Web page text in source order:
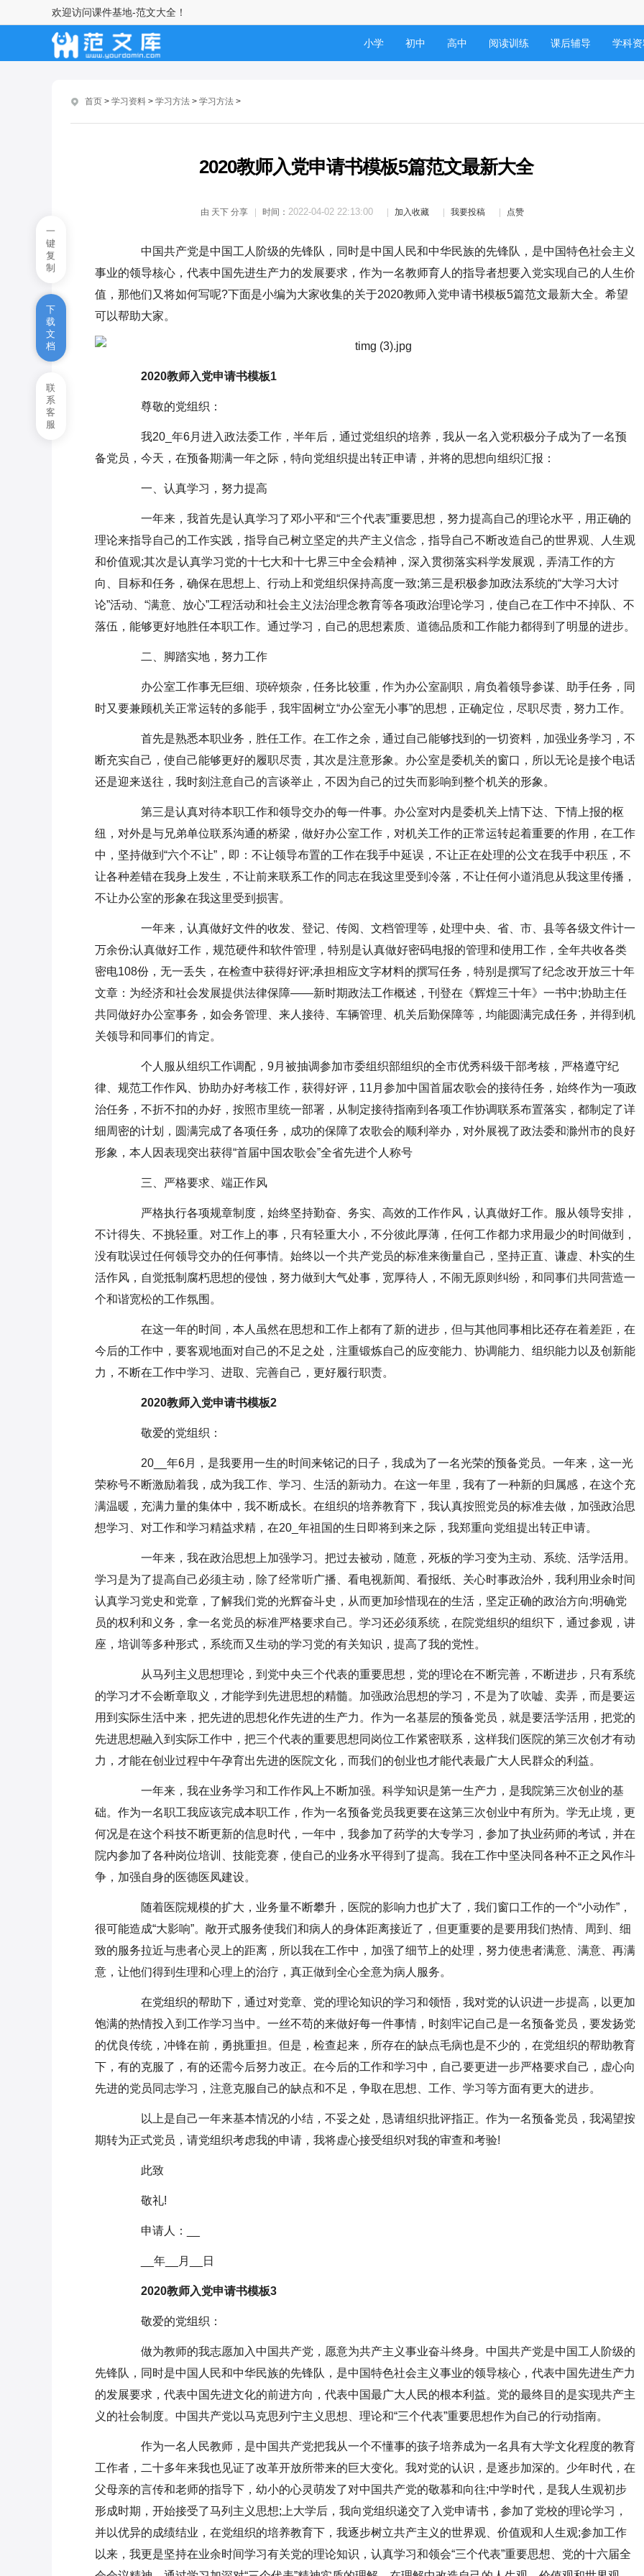
欢迎访问课件基地-范文大全！
小学 初中 高中 阅读训练 课后辅导 学科
首页 > 学习资料 > 学习方法 > 学习方法 >
2020教师入党申请书模板5篇范文最新大全
由 天下 分享 时间： 2022-04-02 22:13:00 加入收藏 我要投稿 点赞
中国共产党是中国工人阶级的先锋队，同时是中国人民和中华民族的先锋队，是中国特色社会主义
事业的领导核心，代表中国先进生产力的发展要求，作为一名教师育人的指导者想要入党实现自己的人生价
值，那他们又将如何写呢?下面是小编为大家收集的关于2020教师入党申请书模板5篇范文最新大全。希望
可以帮助大家。
2020教师入党申请书模板1
尊敬的党组织：
我20_年6月进入政法委工作，半年后，通过党组织的培养，我从一名入党积极分子成为了一名预
备党员，今天，在预备期满一年之际，特向党组织提出转正申请，并将的思想向组织汇报：
一、认真学习，努力提高
一年来，我首先是认真学习了邓小平和“三个代表”重要思想，努力提高自己的理论水平，用正确的
理论来指导自己的工作实践，指导自己树立坚定的共产主义信念，指导自己不断改造自己的世界观、人生观
和价值观;其次是认真学习党的十七大和十七界三中全会精神，深入贯彻落实科学发展观，弄清工作的方
向、目标和任务，确保在思想上、行动上和党组织保持高度一致;第三是积极参加政法系统的“大学习大讨
论”活动、“满意、放心”工程活动和社会主义法治理念教育等各项政治理论学习，使自己在工作中不掉队、不
落伍，能够更好地胜任本职工作。通过学习，自己的思想素质、道德品质和工作能力都得到了明显的进步。
二、脚踏实地，努力工作
办公室工作事无巨细、琐碎烦杂，任务比较重，作为办公室副职，肩负着领导参谋、助手任务，同
时又要兼顾机关正常运转的多能手，我牢固树立“办公室无小事”的思想，正确定位，尽职尽责，努力工作。
首先是熟悉本职业务，胜任工作。在工作之余，通过自己能够找到的一切资料，加强业务学习，不
断充实自己，使自己能够更好的履职尽责，其次是注意形象。办公室是委机关的窗口，所以无论是接个电话
还是迎来送往，我时刻注意自己的言谈举止，不因为自己的过失而影响到整个机关的形象。
第三是认真对待本职工作和领导交办的每一件事。办公室对内是委机关上情下达、下情上报的枢
纽，对外是与兄弟单位联系沟通的桥梁，做好办公室工作，对机关工作的正常运转起着重要的作用，在工作
中，坚持做到“六个不让”，即：不让领导布置的工作在我手中延误，不让正在处理的公文在我手中积压，不
让各种差错在我身上发生，不让前来联系工作的同志在我这里受到冷落，不让任何小道消息从我这里传播，
不让办公室的形象在我这里受到损害。
一年来，认真做好文件的收发、登记、传阅、文档管理等，处理中央、省、市、县等各级文件计一
万余份;认真做好工作，规范硬件和软件管理，特别是认真做好密码电报的管理和使用工作，全年共收各类
密电108份，无一丢失，在检查中获得好评;承担相应文字材料的撰写任务，特别是撰写了纪念改开放三十年
文章：为经济和社会发展提供法律保障——新时期政法工作概述，刊登在《辉煌三十年》一书中;协助主任
共同做好办公室事务，如会务管理、来人接待、车辆管理、机关后勤保障等，均能圆满完成任务，并得到机
关领导和同事们的肯定。
个人服从组织工作调配，9月被抽调参加市委组织部组织的全市优秀科级干部考核，严格遵守纪
律、规范工作作风、协助办好考核工作，获得好评，11月参加中国首届农歌会的接待任务，始终作为一项政
治任务，不折不扣的办好，按照市里统一部署，从制定接待指南到各项工作协调联系布置落实，都制定了详
细周密的计划，圆满完成了各项任务，成功的保障了农歌会的顺利举办，对外展视了政法委和滁州市的良好
形象，本人因表现突出获得“首届中国农歌会”全省先进个人称号
三、严格要求、端正作风
严格执行各项规章制度，始终坚持勤奋、务实、高效的工作作风，认真做好工作。服从领导安排，
不计得失、不挑轻重。对工作上的事，只有轻重大小，不分彼此厚薄，任何工作都力求用最少的时间做到，
没有耽误过任何领导交办的任何事情。始终以一个共产党员的标准来衡量自己，坚持正直、谦虚、朴实的生
活作风，自觉抵制腐朽思想的侵蚀，努力做到大气处事，宽厚待人，不闹无原则纠纷，和同事们共同营造一
个和谐宽松的工作氛围。
在这一年的时间，本人虽然在思想和工作上都有了新的进步，但与其他同事相比还存在着差距，在
今后的工作中，要客观地面对自己的不足之处，注重锻炼自己的应变能力、协调能力、组织能力以及创新能
力，不断在工作中学习、进取、完善自己，更好履行职责。
2020教师入党申请书模板2
敬爱的党组织：
20__年6月，是我要用一生的时间来铭记的日子，我成为了一名光荣的预备党员。一年来，这一光
荣称号不断激励着我，成为我工作、学习、生活的新动力。在这一年里，我有了一种新的归属感，在这个充
满温暖，充满力量的集体中，我不断成长。在组织的培养教育下，我认真按照党员的标准去做，加强政治思
想学习、对工作和学习精益求精，在20_年祖国的生日即将到来之际，我郑重向党组提出转正申请。
一年来，我在政治思想上加强学习。把过去被动，随意，死板的学习变为主动、系统、活学活用。
学习是为了提高自己必须主动，除了经常听广播、看电视新闻、看报纸、关心时事政治外，我利用业余时间
认真学习党史和党章，了解我们党的光辉奋斗史，从而更加珍惜现在的生活，坚定正确的政治方向;明确党
员的权利和义务，拿一名党员的标准严格要求自己。学习还必须系统，在院党组织的组织下，通过参观，讲
座，培训等多种形式，系统而又生动的学习党的有关知识，提高了我的党性。
从马列主义思想理论，到党中央三个代表的重要思想，党的理论在不断完善，不断进步，只有系统
的学习才不会断章取义，才能学到先进思想的精髓。加强政治思想的学习，不是为了吹嘘、卖弄，而是要运
用到实际生活中来，把先进的思想化作先进的生产力。作为一名基层的预备党员，就是要活学活用，把党的
先进思想融入到实际工作中，把三个代表的重要思想同岗位工作紧密联系，这样我们医院的第三次创才有动
力，才能在创业过程中午孕育出先进的医院文化，而我们的创业也才能代表最广大人民群众的利益。
一年来，我在业务学习和工作作风上不断加强。科学知识是第一生产力，是我院第三次创业的基
础。作为一名职工我应该完成本职工作，作为一名预备党员我更要在这第三次创业中有所为。学无止境，更
何况是在这个科技不断更新的信息时代，一年中，我参加了药学的大专学习，参加了执业药师的考试，并在
院内参加了各种岗位培训、技能竞赛，使自己的业务水平得到了提高。我在工作中坚决同各种不正之风作斗
争，加强自身的医德医凤建设。
随着医院规模的扩大，业务量不断攀升，医院的影响力也扩大了，我们窗口工作的一个“小动作”，
很可能造成“大影响”。敞开式服务使我们和病人的身体距离接近了，但更重要的是要用我们热情、周到、细
致的服务拉近与患者心灵上的距离，所以我在工作中，加强了细节上的处理，努力使患者满意、满意、再满
意，让他们得到生理和心理上的治疗，真正做到全心全意为病人服务。
在党组织的帮助下，通过对党章、党的理论知识的学习和领悟，我对党的认识进一步提高，以更加
饱满的热情投入到工作学习当中。一丝不苟的来做好每一件事情，时刻牢记自己是一名预备党员，要发扬党
的优良传统，冲锋在前，勇挑重担。但是，检查起来，所存在的缺点毛病也是不少的，在党组织的帮助教育
下，有的克服了，有的还需今后努力改正。在今后的工作和学习中，自己要更进一步严格要求自己，虚心向
先进的党员同志学习，注意克服自己的缺点和不足，争取在思想、工作、学习等方面有更大的进步。
以上是自己一年来基本情况的小结，不妥之处，恳请组织批评指正。作为一名预备党员，我渴望按
期转为正式党员，请党组织考虑我的申请，我将虚心接受组织对我的审查和考验!
此致
敬礼!
申请人：__
__年__月__日
2020教师入党申请书模板3
敬爱的党组织：
做为教师的我志愿加入中国共产党，愿意为共产主义事业奋斗终身。中国共产党是中国工人阶级的
先锋队，同时是中国人民和中华民族的先锋队，是中国特色社会主义事业的领导核心，代表中国先进生产力
的发展要求，代表中国先进文化的前进方向，代表中国最广大人民的根本利益。党的最终目的是实现共产主
义的社会制度。中国共产党以马克思列宁主义思想、理论和“三个代表”重要思想作为自己的行动指南。
作为一名人民教师，是中国共产党把我从一个不懂事的孩子培养成为一名具有大学文化程度的教育
工作者，二十多年来我也见证了改革开放所带来的巨大变化。我对党的认识，是逐步加深的。少年时代，在
父母亲的言传和老师的指导下，幼小的心灵萌发了对中国共产党的敬慕和向往;中学时代，是我人生观初步
形成时期，开始接受了马列主义思想;上大学后，我向党组织递交了入党申请书，参加了党校的理论学习，
并以优异的成绩结业，在党组织的培养教育下，我逐步树立共产主义的世界观、价值观和人生观;参加工作
以来，我更是坚持在业余时间学习有关党的理论知识，认真学习和领会“三个代表”重要思想、党的十六届全
视听学习法（35种高效学习方法
34）
逆转学习法
高一历史必修二知识点总结与归
自督学习法（35种高效学习方法
关于粽子的做法最新_各地粽子
七夕流行吃什么食物
小学语文学习方法
一
键
复
制
下
载
文
档
联
系
客
服